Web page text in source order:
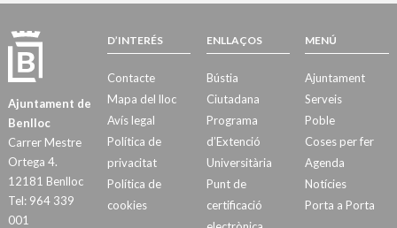
Ajuntament de
Benlloc
Carrer Mestre
Ortega 4.
12181 Benlloc
Tel: 964 339
001
D’INTERÉS
Contacte
Mapa del lloc
Avís legal
Política de
privacitat
Política de
cookies
ENLLAÇOS
Bústia
Ciutadana
Programa
d’Extenció
Universitària
Punt de
certificació
MENÚ
Ajuntament
Serveis
Poble
Coses per fer
Agenda
Notícies
Porta a Porta